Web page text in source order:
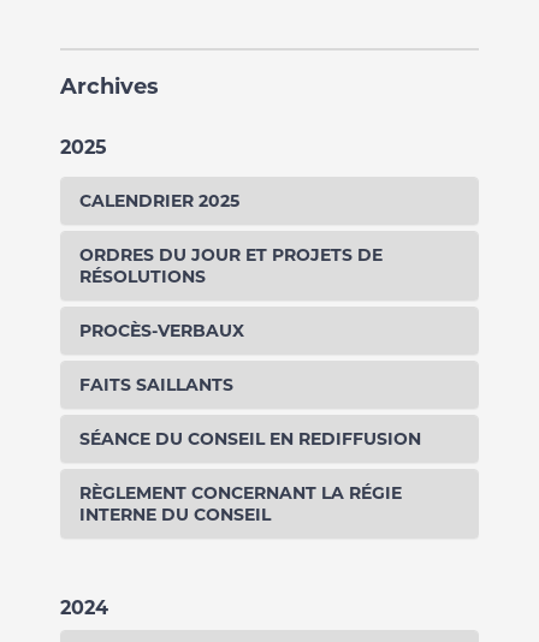
Archives
2025
CALENDRIER 2025
ORDRES DU JOUR ET PROJETS DE
RÉSOLUTIONS
PROCÈS-VERBAUX
FAITS SAILLANTS
SÉANCE DU CONSEIL EN REDIFFUSION
RÈGLEMENT CONCERNANT LA RÉGIE
INTERNE DU CONSEIL
2024